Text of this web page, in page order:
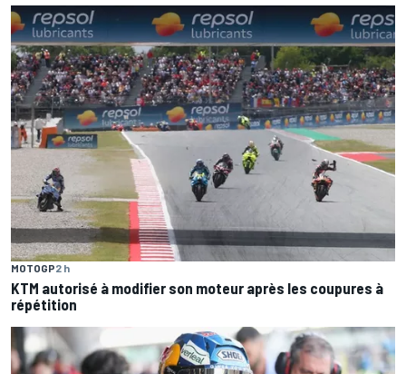
MOTOGP2 h
KTM autorisé à modifier son moteur après les coupures à
répétition